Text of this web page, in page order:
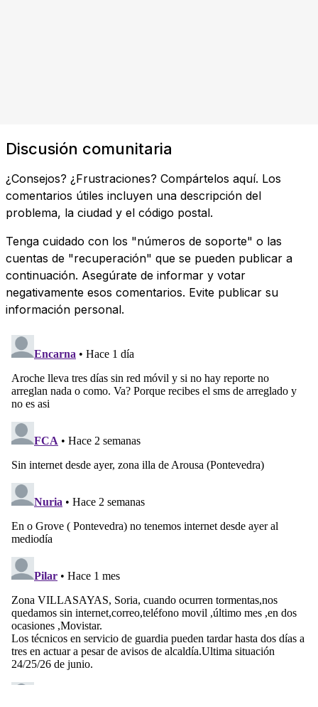
Discusión comunitaria
¿Consejos? ¿Frustraciones? Compártelos aquí. Los
comentarios útiles incluyen una descripción del
problema, la ciudad y el código postal.
Tenga cuidado con los "números de soporte" o las
cuentas de "recuperación" que se pueden publicar a
continuación. Asegúrate de informar y votar
negativamente esos comentarios. Evite publicar su
información personal.